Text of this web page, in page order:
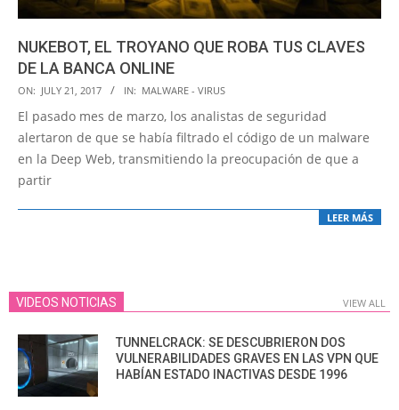
NUKEBOT, EL TROYANO QUE ROBA TUS CLAVES
DE LA BANCA ONLINE
2017-
07-
21
ON: JULY 21, 2017 IN: MALWARE - VIRUS
El pasado mes de marzo, los analistas de seguridad
alertaron de que se había filtrado el código de un malware
en la Deep Web, transmitiendo la preocupación de que a
partir
LEER MÁS
VIDEOS NOTICIAS VIEW ALL
TUNNELCRACK: SE DESCUBRIERON DOS
VULNERABILIDADES GRAVES EN LAS VPN QUE
HABÍAN ESTADO INACTIVAS DESDE 1996